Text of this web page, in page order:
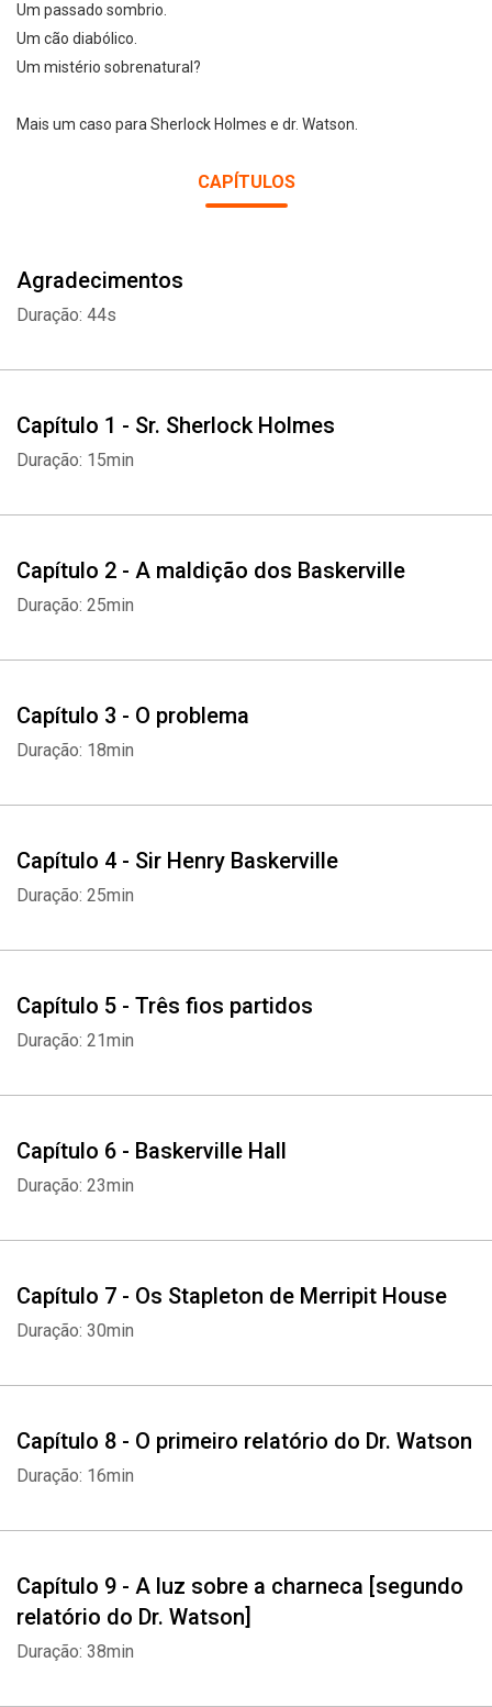
Um passado sombrio.
Um cão diabólico.
Um mistério sobrenatural?
Mais um caso para Sherlock Holmes e dr. Watson.
CAPÍTULOS
Agradecimentos
Duração: 44s
Capítulo 1 - Sr. Sherlock Holmes
Duração: 15min
Capítulo 2 - A maldição dos Baskerville
Duração: 25min
Capítulo 3 - O problema
Duração: 18min
Capítulo 4 - Sir Henry Baskerville
Duração: 25min
Capítulo 5 - Três fios partidos
Duração: 21min
Capítulo 6 - Baskerville Hall
Duração: 23min
Capítulo 7 - Os Stapleton de Merripit House
Duração: 30min
Capítulo 8 - O primeiro relatório do Dr. Watson
Duração: 16min
Capítulo 9 - A luz sobre a charneca [segundo
relatório do Dr. Watson]
Duração: 38min